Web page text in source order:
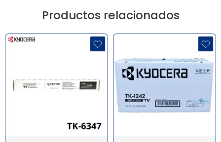
Productos relacionados